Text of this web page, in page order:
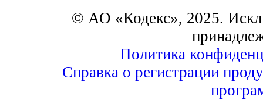
© АО «Кодекс», 2025.
Политика
Справка о регистрации